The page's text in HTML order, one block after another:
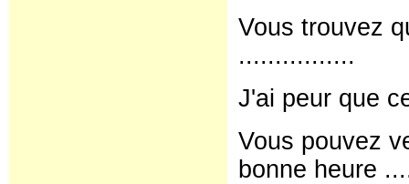
Vous trouvez
................
J'ai peur que
Vous pouvez
bonne heure